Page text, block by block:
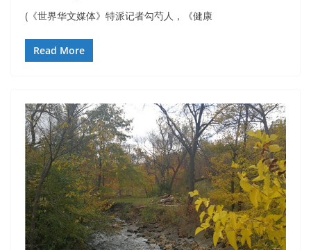
(《世界华文媒体》特派记者勾芍人，《健康
Read More